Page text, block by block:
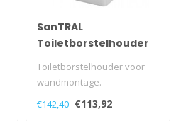
SanTRAL
Toiletborstelhouder
open
Toiletborstelhouder voor
wandmontage.
Met uitneembare kunststof
opvangschaal.
€142,40 €113,92